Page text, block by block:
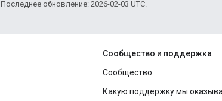
Последнее обновление: 2026-02-03 UTC.
Сообщество и поддержка
Сообщество
Какую поддержку мы